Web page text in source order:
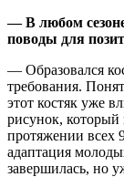
— В любом
поводы для
— Образовался
требования.
этот костяк уже
рисунок,
протяжении всех
адаптация
завершилась, но